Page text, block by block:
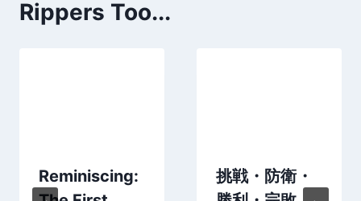
Rippers Too...
Reminiscing:
挑戦・防衛・